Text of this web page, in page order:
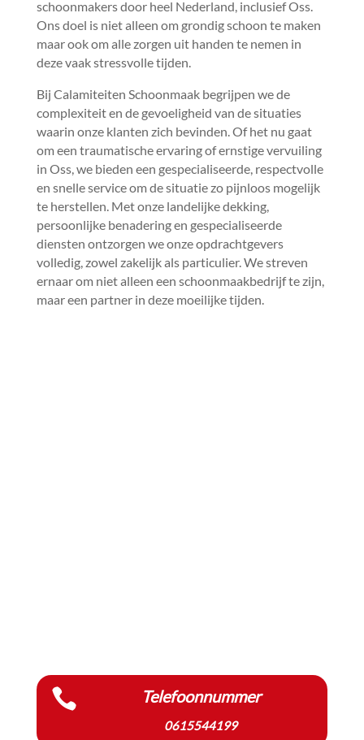
schoonmakers door heel Nederland, inclusief Oss.​
Ons doel is niet alleen om grondig schoon te maken
maar ook om alle zorgen uit handen te nemen in
deze vaak stressvolle tijden.​
Bij Calamiteiten Schoonmaak begrijpen we de
complexiteit en de gevoeligheid van de situaties
waarin onze klanten zich bevinden.​ Of het nu gaat
om een traumatische ervaring of ernstige vervuiling
in Oss, we bieden een gespecialiseerde, respectvolle
en snelle service om de situatie zo pijnloos mogelijk
te herstellen.​ Met onze landelijke dekking,
persoonlijke benadering en gespecialiseerde
diensten ontzorgen we onze opdrachtgevers
volledig, zowel zakelijk als particulier.​ We streven
ernaar om niet alleen een schoonmaakbedrijf te zijn,
maar een partner in deze moeilijke tijden.​
 Telefoonnummer
0615544199